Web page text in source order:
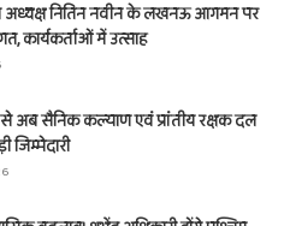
अध्यक्ष नितिन नवीन के लखनऊ आगमन पर
कार्यकर्ताओं में उत्साह
से अब सैनिक कल्याण एवं प्रांतीय रक्षक दल
जिम्मेदारी